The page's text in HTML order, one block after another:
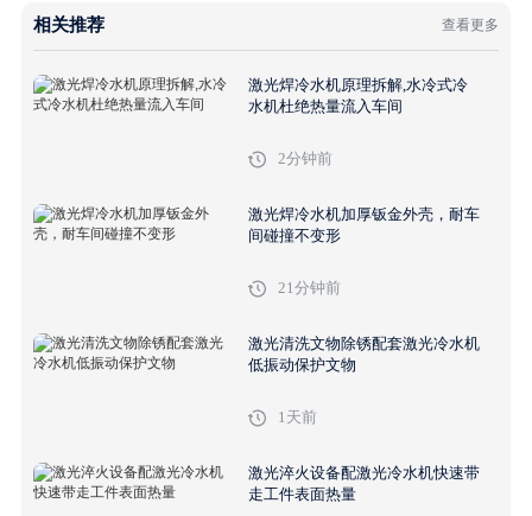
相关推荐 查看更多
激光焊冷水机原理拆解,水冷式冷
水机杜绝热量流入车间
2分钟前
激光焊冷水机加厚钣金外壳，耐车
间碰撞不变形
21分钟前
激光清洗文物除锈配套激光冷水机
低振动保护文物
1天前
激光淬火设备配激光冷水机快速带
走工件表面热量